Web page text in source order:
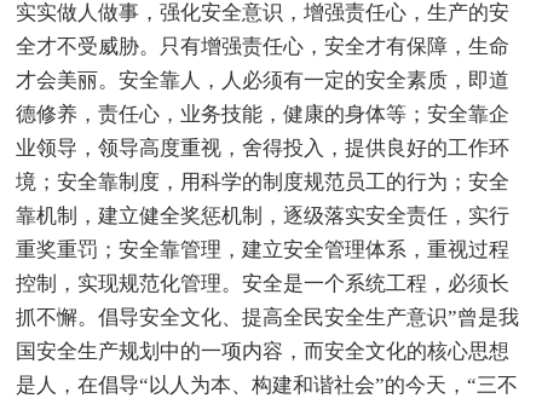
实实做人做事，强化安全意识，增强责任心，生产的安
全才不受威胁。只有增强责任心，安全才有保障，生命
才会美丽。安全靠人，人必须有一定的安全素质，即道
德修养，责任心，业务技能，健康的身体等；安全靠企
业领导，领导高度重视，舍得投入，提供良好的工作环
境；安全靠制度，用科学的制度规范员工的行为；安全
靠机制，建立健全奖惩机制，逐级落实安全责任，实行
重奖重罚；安全靠管理，建立安全管理体系，重视过程
控制，实现规范化管理。安全是一个系统工程，必须长
抓不懈。倡导安全文化、提高全民安全生产意识”曾是我
国安全生产规划中的一项内容，而安全文化的核心思想
是人，在倡导“以人为本、构建和谐社会”的今天，“三不